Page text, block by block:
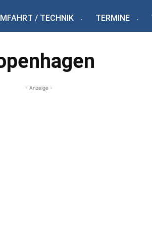
/ TECHNIK TERMINE
- Anzeige -